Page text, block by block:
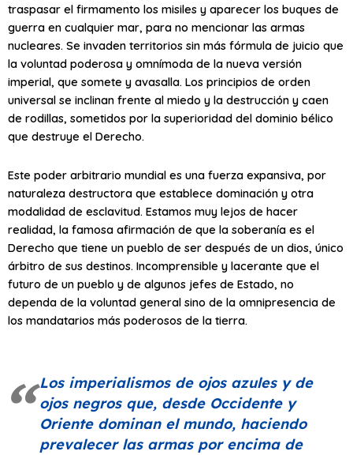
traspasar el firmamento los misiles y aparecer los buques de
guerra en cualquier mar, para no mencionar las armas
nucleares. Se invaden territorios sin más fórmula de juicio que
la voluntad poderosa y omnímoda de la nueva versión
imperial, que somete y avasalla. Los principios de orden
universal se inclinan frente al miedo y la destrucción y caen
de rodillas, sometidos por la superioridad del dominio bélico
que destruye el Derecho.
Este poder arbitrario mundial es una fuerza expansiva, por
naturaleza destructora que establece dominación y otra
modalidad de esclavitud. Estamos muy lejos de hacer
realidad, la famosa afirmación de que la soberanía es el
Derecho que tiene un pueblo de ser después de un dios, único
árbitro de sus destinos. Incomprensible y lacerante que el
futuro de un pueblo y de algunos jefes de Estado, no
dependa de la voluntad general sino de la omnipresencia de
los mandatarios más poderosos de la tierra.
Los imperialismos de ojos azules y de
ojos negros que, desde Occidente y
Oriente dominan el mundo, haciendo
prevalecer las armas por encima de